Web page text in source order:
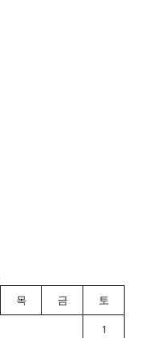
목 금
토
1